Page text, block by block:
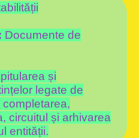
Documente de
și
legate de
circuitul și arhivarea
entității.